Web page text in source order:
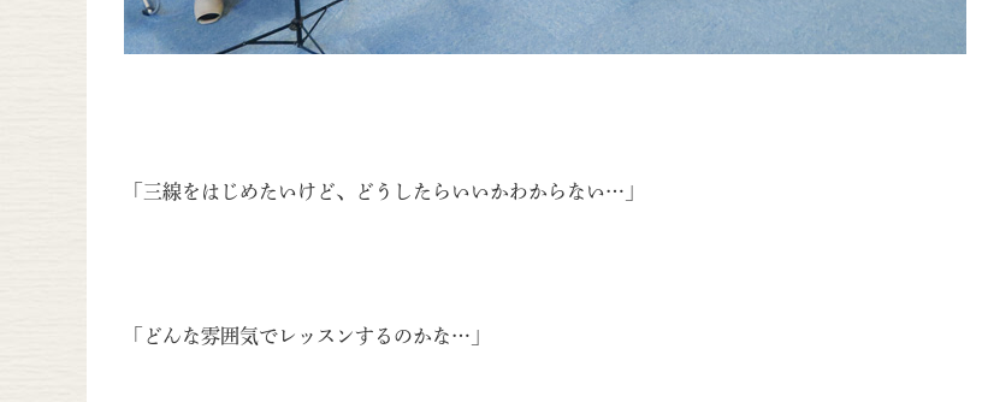
「三線をはじめたいけど、どうしたらいいかわからない…」
「どんな雰囲気でレッスンするのかな…」